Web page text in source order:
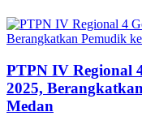
PTPN IV Regional
2025,
Medan